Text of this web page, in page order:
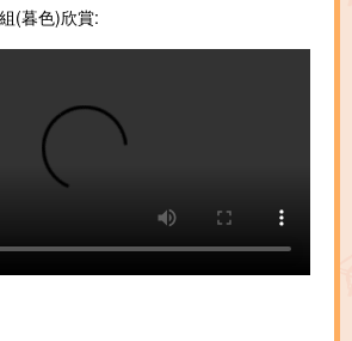
(暮色)欣賞: